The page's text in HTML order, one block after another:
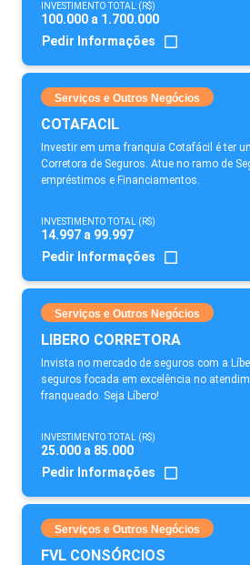
INVESTIMENTO TOTAL (R$)
100.000 a 1.700.000
Pedir Informações
Serviços e Outros Negócios
COTAFACIL
Investir em uma franquia Cotafácil é ter
Corretora de Seguros. Atue no ramo de
empréstimos e Financiamentos.
INVESTIMENTO TOTAL (R$)
14.997 a 99.997
Pedir Informações
Serviços e Outros Negócios
LIBERO CORRETORA
Invista no mercado de seguros com a
seguros focada em excelência no
franqueado. Seja Líbero!
INVESTIMENTO TOTAL (R$)
25.000 a 85.000
Pedir Informações
Serviços e Outros Negócios
FVL CONSÓRCIOS